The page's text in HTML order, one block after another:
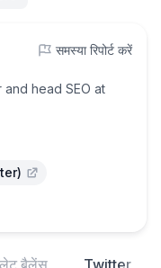
समस्या रिपोर्ट करें
head SEO at
बैलेंस Twitter